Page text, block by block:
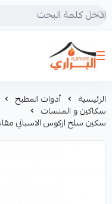
البراري للرحلات
الرئيسية أدوات المطبخ
سكاكين و المنسات
سكين سلخ اركوس الاسباني مقاس 16 سم